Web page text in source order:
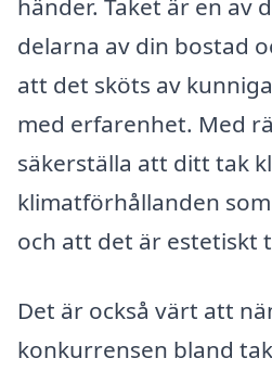
händer. Taket är en av
delarna av din bostad
att det sköts av
med erfarenhet. Med
säkerställa att ditt tak
klimatförhållanden
och att det är estetiskt
Det är också värt att
konkurrensen bland